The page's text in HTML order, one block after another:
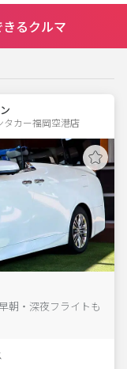
るクルマ
タカー福岡空港店
朝・深夜フライトも